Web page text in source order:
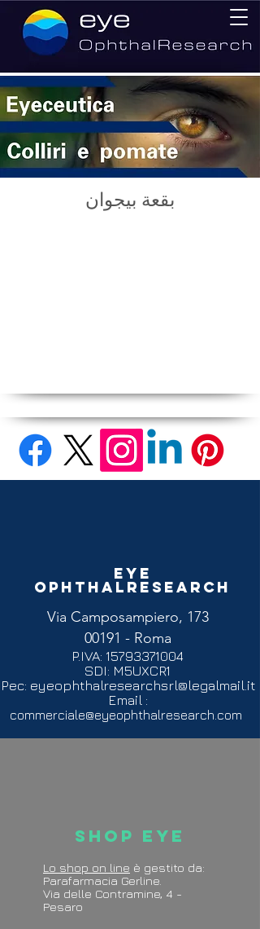
بقعة بيجوان
Eye
Ophthalresearch
Via Camposampiero, 173
00191 - Roma
P.IVA: 15793371004
SDI: M5UXCR1
Pec: eyeophthalresearchsrl@legalmail.it
Email :
commerciale@eyeophthalresearch.com
Shop Eye
Lo shop on line è gestito da:
Parafarmacia Gerline.
Via delle Contramine, 4 -
Pesaro